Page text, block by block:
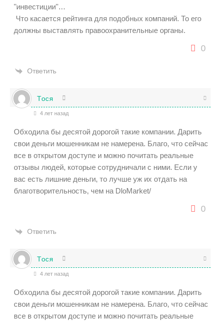
"инвестиции"…
Что касается рейтинга для подобных компаний. То его
должны выставлять правоохранительные органы.
0
Ответить
Тося
4 лет назад
Обходила бы десятой дорогой такие компании. Дарить
свои деньги мошенникам не намерена. Благо, что сейчас
все в открытом доступе и можно почитать реальные
отзывы людей, которые сотрудничали с ними. Если у
вас есть лишние деньги, то лучше уж их отдать на
благотворительность, чем на DloMarket/
0
Ответить
Тося
4 лет назад
Обходила бы десятой дорогой такие компании. Дарить
свои деньги мошенникам не намерена. Благо, что сейчас
все в открытом доступе и можно почитать реальные